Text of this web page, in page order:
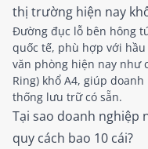
thị trường hiện nay
Đường đục lỗ bên hông
quốc tế, phù hợp với
văn phòng hiện nay như
Ring) khổ A4, giúp
thống lưu trữ có sẵn.
Tại sao doanh nghiệp
quy cách bao 10 cái?